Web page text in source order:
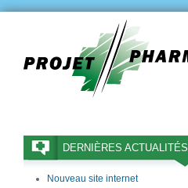
DERNIÈRES ACTUALITÉS
Nouveau site internet